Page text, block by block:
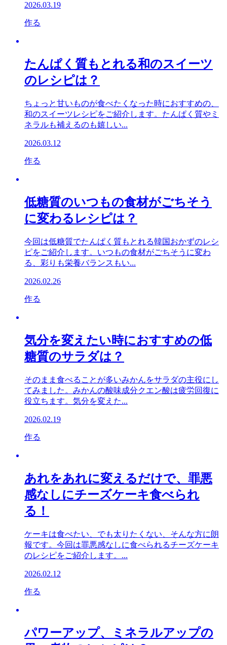
2026.03.19
作る
たんぱく質もとれる和のスイーツ
のレシピは？
ちょっと甘いものが食べたくなった時におすすめの、
和のスイーツレシピをご紹介します。たんぱく質やミ
ネラルも補えるのも嬉しい...
2026.03.12
作る
低糖質のいつもの食材がごちそう
に変わるレシピは？
今回は低糖質でたんぱく質もとれる韓国おかずのレシ
ピをご紹介します。いつもの食材がごちそうに変わ
る、彩りも栄養バランスもい...
2026.02.26
作る
気分を変えたい時におすすめの低
糖質のサラダは？
そのまま食べることが多いみかんをサラダの主役にし
てみました。みかんの酸味成分クエン酸は疲労回復に
役立ちます。気分を変えた...
2026.02.19
作る
あれをあれに変えるだけで、罪悪
感なしにチーズケーキ食べられ
る！
ケーキは食べたい、でも太りたくない、そんな方に朗
報です。今回は罪悪感なしに食べられるチーズケーキ
のレシピをご紹介します。...
2026.02.12
作る
パワーアップ、ミネラルアップの